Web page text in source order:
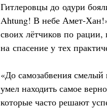
Гитлеровцы до одури
Ahtung! В небе Амет-
своих лётчиков по
на спасение у тех
«До самозабвения
умел находить самое
которые часто решают